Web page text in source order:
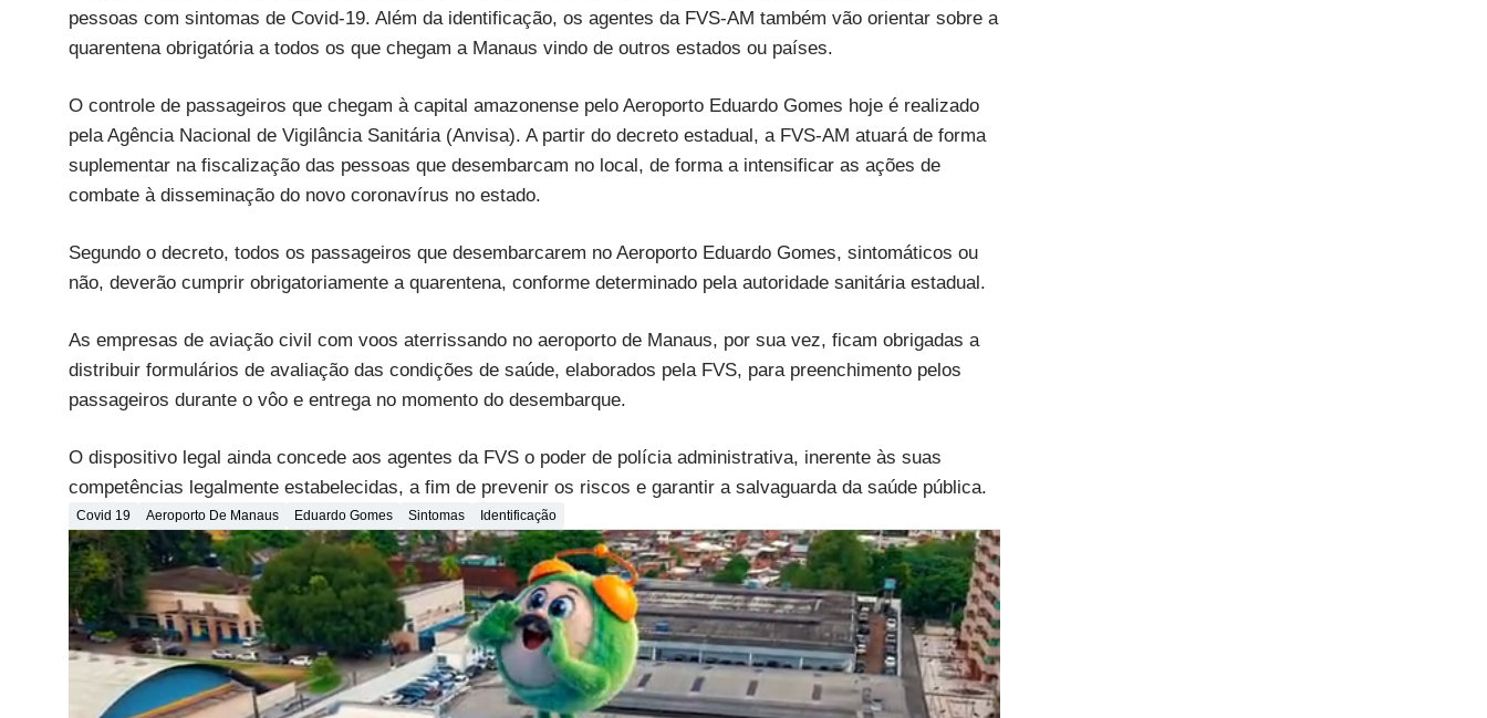
pessoas com sintomas de Covid-19. Além da identificação, os agentes da FVS-AM também vão orientar sobre a
quarentena obrigatória a todos os que chegam a Manaus vindo de outros estados ou países.
O controle de passageiros que chegam à capital amazonense pelo Aeroporto Eduardo Gomes hoje é realizado
pela Agência Nacional de Vigilância Sanitária (Anvisa). A partir do decreto estadual, a FVS-AM atuará de forma
suplementar na fiscalização das pessoas que desembarcam no local, de forma a intensificar as ações de
combate à disseminação do novo coronavírus no estado.
Segundo o decreto, todos os passageiros que desembarcarem no Aeroporto Eduardo Gomes, sintomáticos ou
não, deverão cumprir obrigatoriamente a quarentena, conforme determinado pela autoridade sanitária estadual.
As empresas de aviação civil com voos aterrissando no aeroporto de Manaus, por sua vez, ficam obrigadas a
distribuir formulários de avaliação das condições de saúde, elaborados pela FVS, para preenchimento pelos
passageiros durante o vôo e entrega no momento do desembarque.
O dispositivo legal ainda concede aos agentes da FVS o poder de polícia administrativa, inerente às suas
competências legalmente estabelecidas, a fim de prevenir os riscos e garantir a salvaguarda da saúde pública.
Covid 19 Aeroporto De Manaus Eduardo Gomes Sintomas Identificação